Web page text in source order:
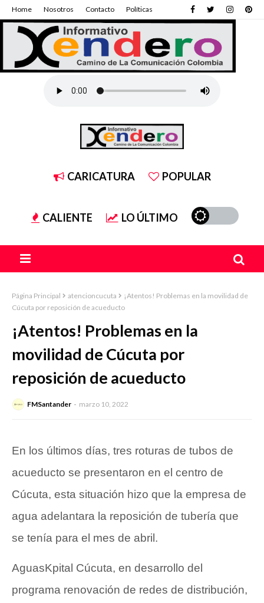
Home Nosotros Contacto Políticas
CARICATURA POPULAR
CALIENTE LO ÚLTIMO
Página Principal atencioncucuta
¡Atentos! Problemas en la movilidad de
Cúcuta por reposición de acueducto
¡Atentos! Problemas en la
movilidad de Cúcuta por
reposición de acueducto
FMSantander marzo 10, 2022
En los últimos días, tres roturas de tubos de
acueducto se presentaron en el centro de
Cúcuta, esta situación hizo que la empresa de
agua adelantara la reposición de tubería que
se tenía para el mes de abril.
AguasKpital Cúcuta, en desarrollo del
programa renovación de redes de distribución,